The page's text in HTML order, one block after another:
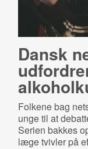
Dansk
Folkene bag
unge til at
Serien bakkes
læge tvivler på